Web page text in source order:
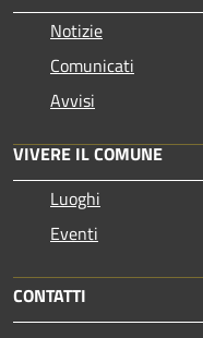
Notizie
Comunicati
Avvisi
VIVERE IL COMUNE
Luoghi
Eventi
CONTATTI